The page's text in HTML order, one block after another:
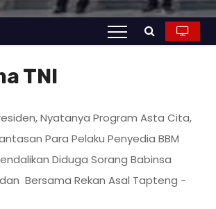
TNI
Nyatanya Program Asta Cita,
Para Pelaku Penyedia BBM
Diduga Sorang Babinsa
Bersama Rekan Asal Tapteng -